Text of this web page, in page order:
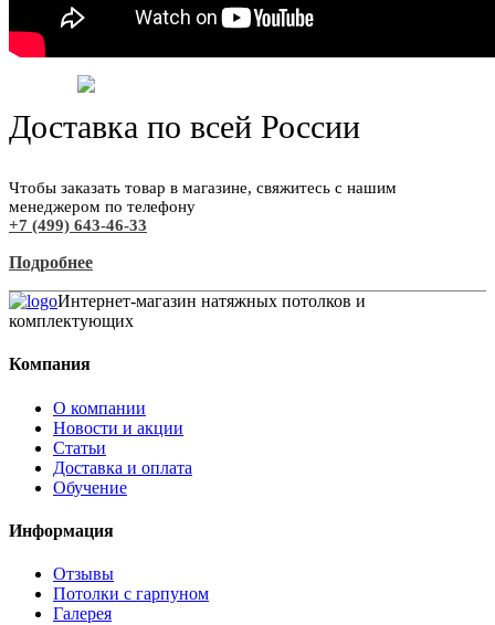
Доставка по всей России
Чтобы заказать товар в магазине, свяжитесь с нашим
менеджером по телефону
+7 (499) 643-46-33
Подробнее
Интернет-магазин натяжных потолков и
комплектующих
Компания
О компании
Новости и акции
Статьи
Доставка и оплата
Обучение
Информация
Отзывы
Потолки с гарпуном
Галерея